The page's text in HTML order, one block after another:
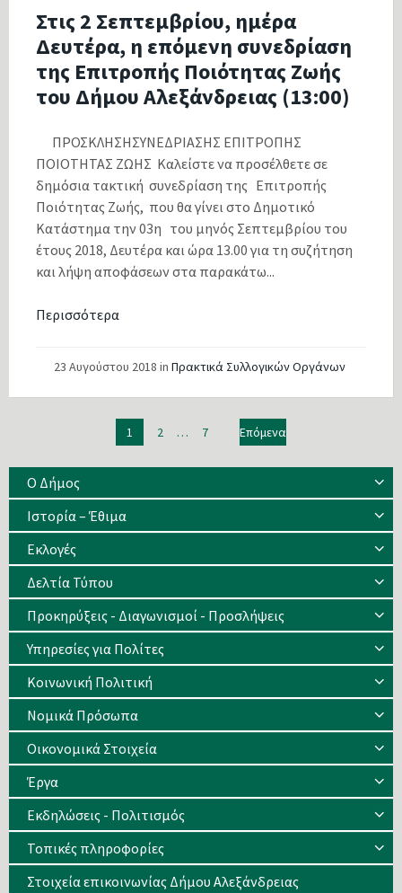
Στις 2 Σεπτεμβρίου, ημέρα
Δευτέρα, η επόμενη συνεδρίαση
της Επιτροπής Ποιότητας Ζωής
του Δήμου Αλεξάνδρειας (13:00)
ΠΡΟΣΚΛΗΣΗΣΥΝΕΔΡΙΑΣΗΣ ΕΠΙΤΡΟΠΗΣ
ΠΟΙΟΤΗΤΑΣ ΖΩΗΣ Καλείστε να προσέλθετε σε
δημόσια τακτική συνεδρίαση της Επιτροπής
Ποιότητας Ζωής, που θα γίνει στο Δημοτικό
Κατάστημα την 03η του μηνός Σεπτεμβρίου του
έτους 2018, Δευτέρα και ώρα 13.00 για τη συζήτηση
και λήψη αποφάσεων στα παρακάτω...
Περισσότερα
23 Αυγούστου 2018 in Πρακτικά Συλλογικών Οργάνων
1 2 … 7 Επόμενα
Ο Δήμος
Ιστορία – Έθιμα
Eκλογές
Δελτία Τύπου
Προκηρύξεις - Διαγωνισμοί - Προσλήψεις
Υπηρεσίες για Πολίτες
Κοινωνική Πολιτική
Νομικά Πρόσωπα
Οικονομικά Στοιχεία
Έργα
Εκδηλώσεις - Πολιτισμός
Τοπικές πληροφορίες
Στοιχεία επικοινωνίας Δήμου Αλεξάνδρειας